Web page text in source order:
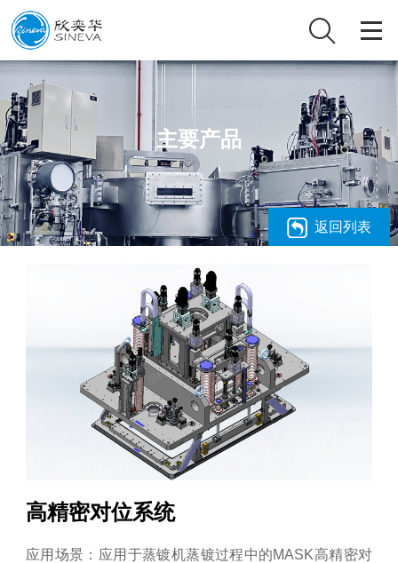
主要产品
返回列表
高精密对位系统
应用场景：应用于蒸镀机蒸镀过程中的MASK高精密对